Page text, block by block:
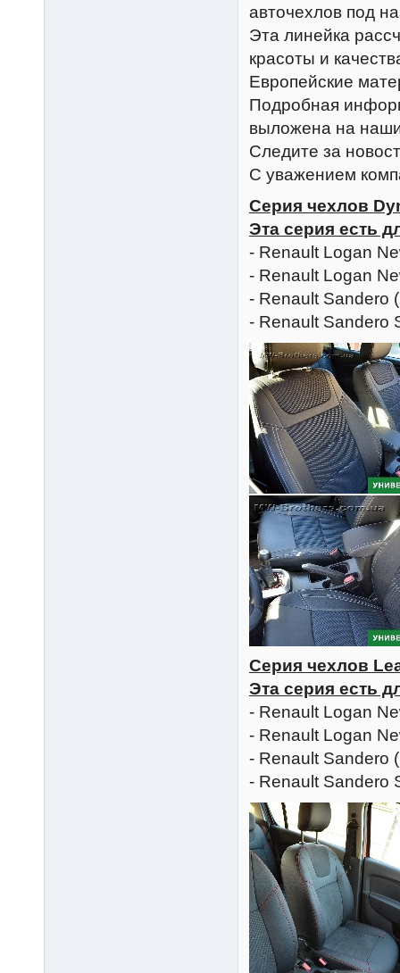
авточехлов под
Эта линейка
красоты и
Европейские
Подробная
выложена на
Следите за
С уважением
Серия чехлов
Эта серия есть
- Renault Logan
- Renault Logan
- Renault Sandero
- Renault Sandero
Серия чехлов
Эта серия есть
- Renault Logan
- Renault Logan
- Renault Sandero
- Renault Sandero